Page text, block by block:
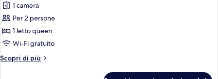
le
foto
per
Orione
1 camera
Per 2 persone
1 letto queen
Wi-Fi gratuito
Scopri di più
Altri